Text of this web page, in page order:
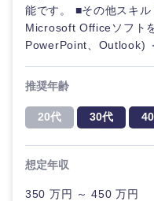
能です。 ■その他スキ
Microsoft Officeソフト
PowerPoint、Outlook)
推奨年齢
20代 30代
想定年収
350 万円 ～ 450 万円